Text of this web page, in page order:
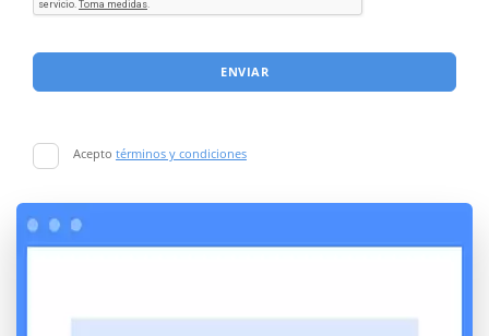
ENVIAR
Acepto términos y condiciones